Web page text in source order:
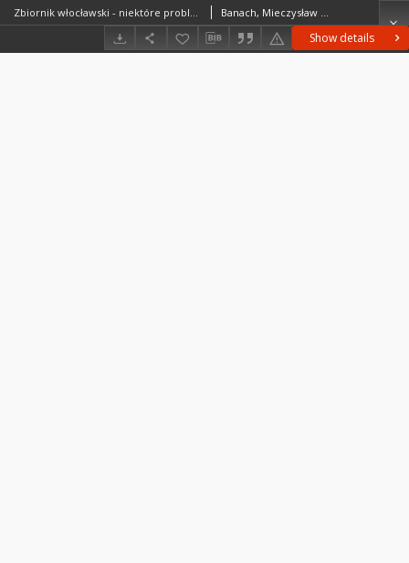
Show details
Zbiornik włocławski - niektóre problemy z geografii fizycznej = Włocławek reservoir some problems of physical geography Banach, Mieczysław (1938– )Glazik, Ryszard (1943– )